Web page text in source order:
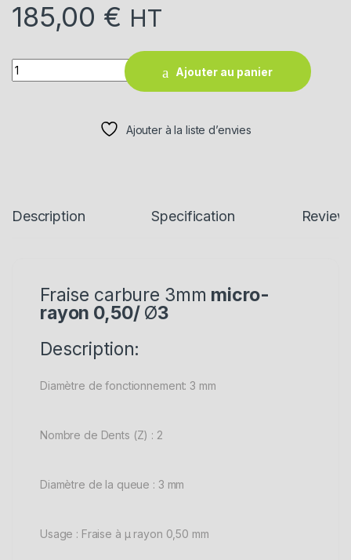
185,00 € HT
Quantity
Ajouter au panier
Ajouter à la liste d’envies
Description Specification
Fraise carbure 3mm micro-
rayon 0,50/Ø3
Description:
Diamètre de fonctionnement: 3 mm
Nombre de Dents (Z) : 2
Diamètre de la queue : 3 mm
Usage : Fraise à µ rayon 0,50 mm